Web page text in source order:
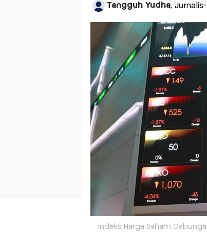
Tangguh Yudha,
Indeks Harga Saham